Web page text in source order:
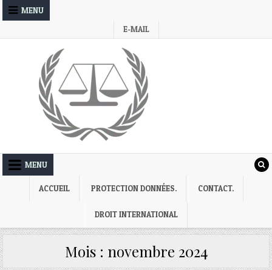
Skip
MENU
E-MAIL
MENU
ACCUEIL PROTECTION DONNÉES. CONTACT.
DROIT INTERNATIONAL
Mois : novembre 2024